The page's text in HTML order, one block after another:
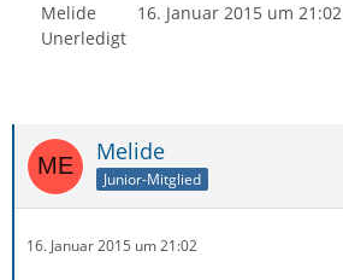
Melide 16. Januar 2015 um 21:02
Unerledigt
Melide
Junior-Mitglied
16. Januar 2015 um 21:02